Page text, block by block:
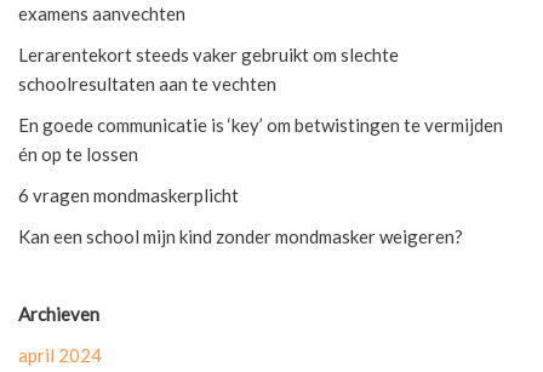
examens aanvechten
Lerarentekort steeds vaker gebruikt om slechte
schoolresultaten aan te vechten
En goede communicatie is ‘key’ om betwistingen te vermijden
én op te lossen
6 vragen mondmaskerplicht
Kan een school mijn kind zonder mondmasker weigeren?
Archieven
april 2024